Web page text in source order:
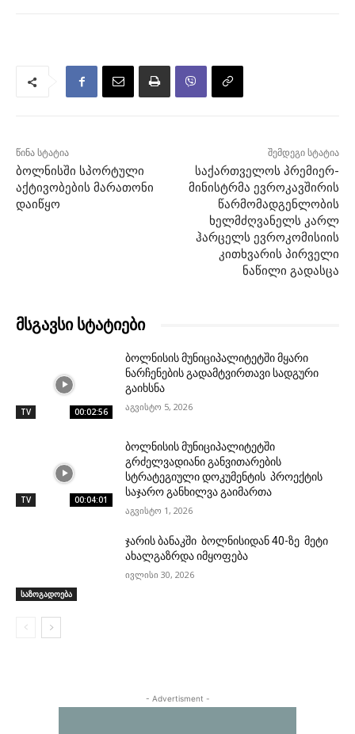
წინა სტატია
ბოლნისში სპორტული
აქტივობების მარათონი
დაიწყო
შემდეგი სტატია
საქართველოს პრემიერ-
მინისტრმა ევროკავშირის
წარმომადგენლობის
ხელმძღვანელს კარლ
ჰარცელს ევროკომისიის
კითხვარის პირველი
ნაწილი გადასცა
მსგავსი სტატიები
TV 00:02:56
ბოლნისის მუნიციპალიტეტში მყარი
ნარჩენების გადამტვირთავი სადგური
გაიხსნა
აგვისტო 5, 2026
TV 00:04:01
ბოლნისის მუნიციპალიტეტში
გრძელვადიანი განვითარების
სტრატეგიული დოკუმენტის პროექტის
საჯარო განხილვა გაიმართა
აგვისტო 1, 2026
საზოგადოება
ჯარის ბანაკში ბოლნისიდან 40-ზე მეტი
ახალგაზრდა იმყოფება
ივლისი 30, 2026
- Advertisment -